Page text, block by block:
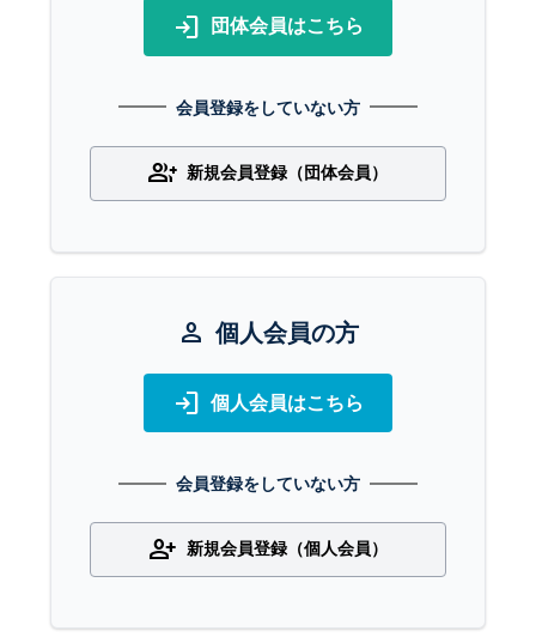
login 団体会員はこちら
会員登録をしていない方
group_add 新規会員登録（団体会員）
person 個人会員の方
login 個人会員はこちら
会員登録をしていない方
person_add 新規会員登録（個人会員）